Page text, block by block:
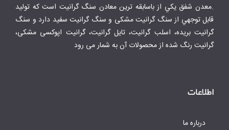
.معدن شفق يكي از باسابقه ترين معادن سنگ گرانيت است كه توليد
قابل توجهي از سنگ گرانیت مشکی و سنگ گرانیت سفید دارد و سنگ
گرانیت بریده، اسلب گرانیت، تایل گرانیت، گرانیت اپوکسی مشکی،
گرانیت رنگ شده از محصولات آن به شمار می رود
اطلاعات
درباره ما